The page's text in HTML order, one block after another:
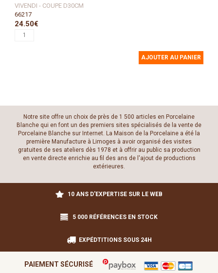
VIVENDI - COUPE D30CM
66217
24.50€
AJOUTER AU PANIER
Notre site offre un choix de près de 1 500 articles en Porcelaine
Blanche qui en font un des premiers sites spécialisés de la vente de
Porcelaine Blanche sur Internet. La Maison de la Porcelaine a été la
première Manufacture à Limoges à avoir organisé des visites
gratuites de ses ateliers dès 1978 et à offrir au public sa production
en vente directe enrichie au fil des ans de l'ajout de productions
extérieures.
10 ANS D'EXPERTISE SUR LE WEB
5 000 RÉFÉRENCES EN STOCK
EXPÉDTITIONS SOUS 24H
PAIEMENT SÉCURISÉ